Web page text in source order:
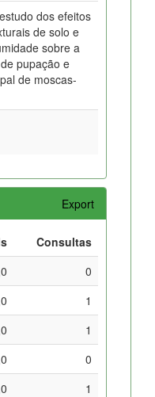
dos efeitos
de solo e
sobre a
pupação e
de moscas-
Export
Consultas
0
1
1
0
1